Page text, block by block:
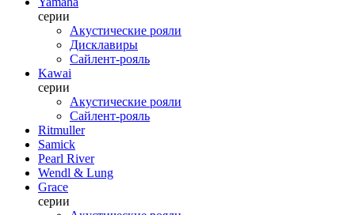
серии
Акустические рояли
Дисклавиры
Сайлент-рояль
Kawai
серии
Акустические рояли
Сайлент-рояль
Ritmuller
Samick
Pearl River
Wendl & Lung
Grace
серии